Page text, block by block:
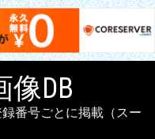
DB
番号ごとに掲載（スー